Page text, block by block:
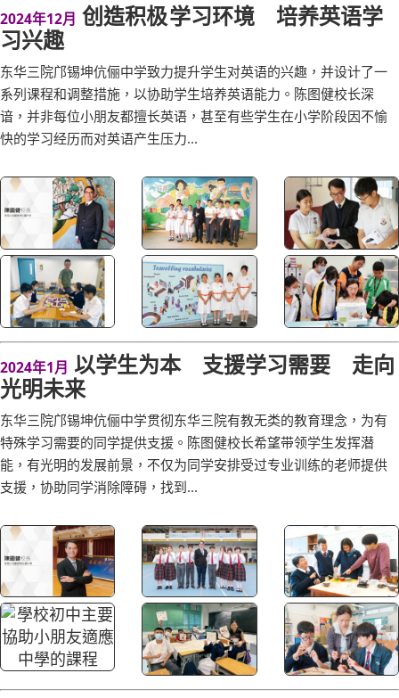
2024年12月 创造积极 学习环境 培养英语学
习兴趣
东华三院邝锡坤伉俪中学致力提升学生对英语的兴趣，并设计了一
系列课程和调整措施，以协助学生培养英语能力。陈图健校长深
谙，并非每位小朋友都擅长英语，甚至有些学生在小学阶段因不愉
快的学习经历而对英语产生压力...
2024年1月 以学生为本 支援学习需要 走向
光明未来
东华三院邝锡坤伉俪中学贯彻东华三院有教无类的教育理念，为有
特殊学习需要的同学提供支援。陈图健校长希望带领学生发挥潜
能，有光明的发展前景，不仅为同学安排受过专业训练的老师提供
支援，协助同学消除障碍，找到...